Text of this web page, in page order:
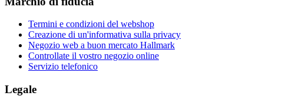
Termini e condizioni del webshop
Creazione di un'informativa sulla privacy
Negozio web a buon mercato Hallmark
Controllate il vostro negozio online
Servizio telefonico
Legale